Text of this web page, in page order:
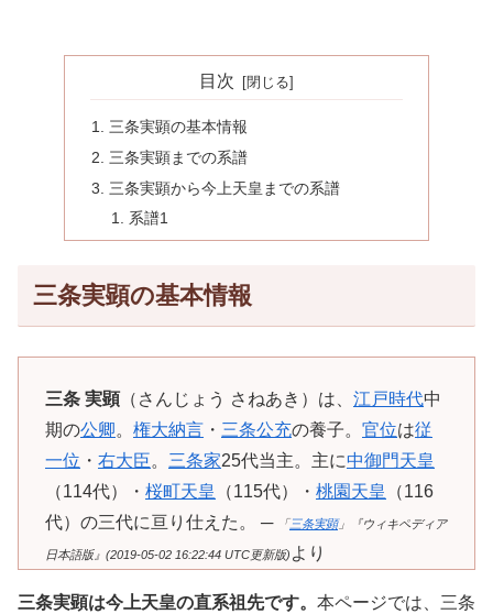
目次
三条実顕の基本情報
三条実顕までの系譜
三条実顕から今上天皇までの系譜
系譜1
三条実顕の基本情報
三条 実顕 （さんじょう さねあき）は、 江戸時代中
期の公卿。 権大納言 ・ 三条公充の養子。 官位は従
一位 ・ 右大臣。 三条家25代当主。主に中御門天皇
（114代）・ 桜町天皇 （115代）・ 桃園天皇
（116
代）の三代に亘り仕えた。 ─
「三条実顕」『ウィキペディア
日本語版』(2019-05-02 16:22:44 UTC更新版) より
三条実顕は今上天皇の直系祖先です。 本ページでは、三条